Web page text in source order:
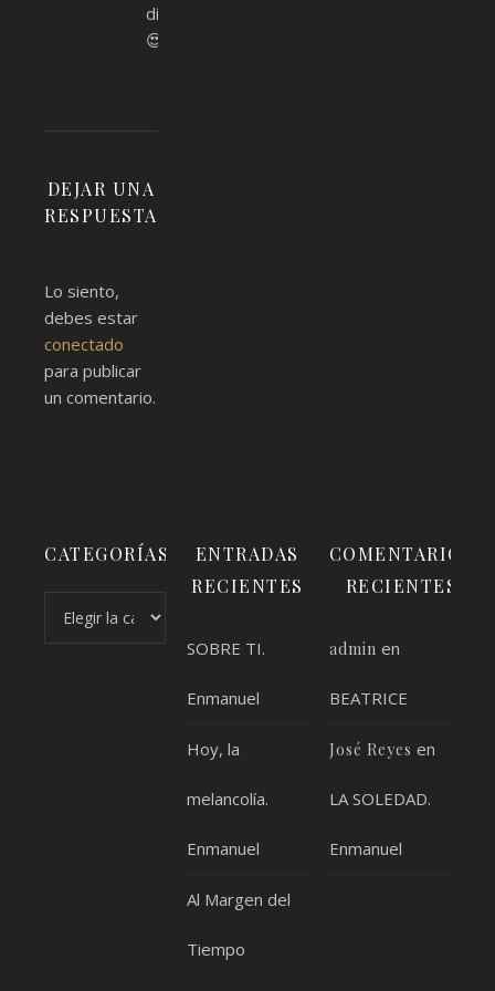
día
😍
DEJAR UNA
RESPUESTA
Lo siento,
debes estar
conectado
para publicar
un comentario.
CATEGORÍAS
ENTRADAS
RECIENTES
SOBRE TI.
Enmanuel
Hoy, la
melancolía.
Enmanuel
Al Margen del
Tiempo
COMENTARIOS
RECIENTES
admin en
BEATRICE
José Reyes en
LA SOLEDAD.
Enmanuel